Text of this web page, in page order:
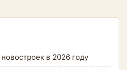
в 2026 году